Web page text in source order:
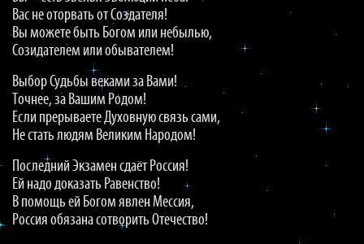
Вас не оторвать от Создателя!
Вы можете быть Богом или небылью,
Созидателем или обывателем!
Выбор Судьбы веками за Вами!
Точнее, за Вашим Родом!
Если прерываете Духовную связь сами,
Не стать людям Великим Народом!
Последний Экзамен сдаёт Россия!
Ей надо доказать Равенство!
В помощь ей Богом явлен Мессия,
Россия обязана сотворить Отечество!